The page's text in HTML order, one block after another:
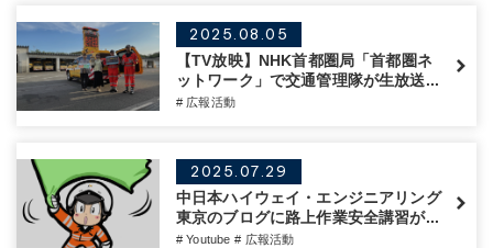
2025.08.05
【TV放映】NHK首都圏局「首都圏ネ
ットワーク」で交通管理隊が生放送...
# 広報活動
2025.07.29
中日本ハイウェイ・エンジニアリング
東京のブログに路上作業安全講習が...
# Youtube # 広報活動